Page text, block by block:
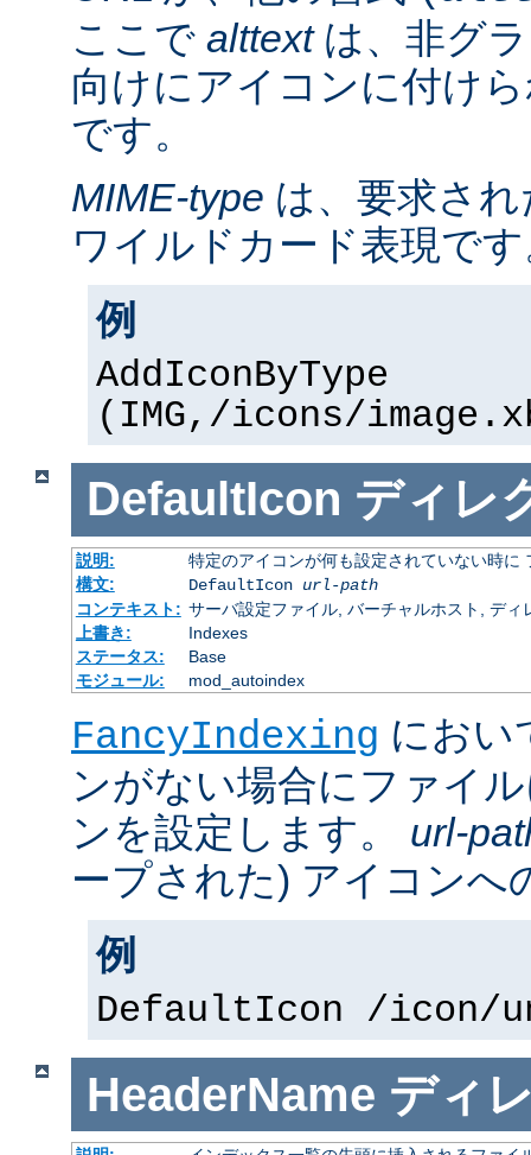
ここで alttextは、非グ
向けにアイコンに付け
です。
MIME-type は、要求さ
ワイルドカード表現で
例
AddIconByType
(IMG,/icons/
DefaultIcon ディレ
説明:
特定のアイコンが何も設定されていない時に
構文:
DefaultIcon url-path
コンテキスト: サーバ設定ファイル, バーチャルホスト, ディ
上書き:
Indexes
ステータス:
Base
モジュール:
mod_autoindex
FancyIndexing におい
ンがない場合にファイ
ンを設定します。 url-
ープされた) アイコンへ
例
DefaultIcon /icon/
HeaderName ディ